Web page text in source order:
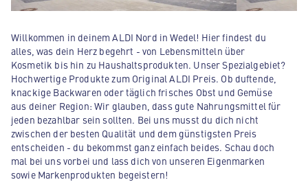
Willkommen in deinem ALDI Nord in Wedel! Hier findest du
alles, was dein Herz begehrt - von Lebensmitteln über
Kosmetik bis hin zu Haushaltsprodukten. Unser Spezialgebiet?
Hochwertige Produkte zum Original ALDI Preis. Ob duftende,
knackige Backwaren oder täglich frisches Obst und Gemüse
aus deiner Region: Wir glauben, dass gute Nahrungsmittel für
jeden bezahlbar sein sollten. Bei uns musst du dich nicht
zwischen der besten Qualität und dem günstigsten Preis
entscheiden - du bekommst ganz einfach beides. Schau doch
mal bei uns vorbei und lass dich von unseren Eigenmarken
sowie Markenprodukten begeistern!